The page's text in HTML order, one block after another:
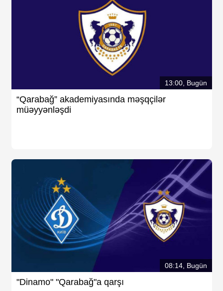
13:00, Bugün
“Qarabağ” akademiyasında məşqçilər
müəyyənləşdi
08:14, Bugün
"Dinamo" "Qarabağ"a qarşı